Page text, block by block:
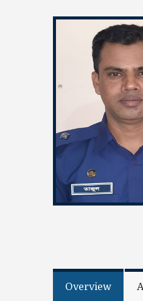
Overview